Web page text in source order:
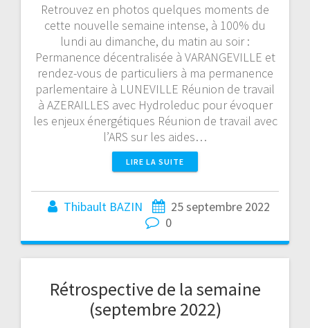
Retrouvez en photos quelques moments de
cette nouvelle semaine intense, à 100% du
lundi au dimanche, du matin au soir :
Permanence décentralisée à VARANGEVILLE et
rendez-vous de particuliers à ma permanence
parlementaire à LUNEVILLE Réunion de travail
à AZERAILLES avec Hydroleduc pour évoquer
les enjeux énergétiques Réunion de travail avec
l’ARS sur les aides…
LIRE LA SUITE
Thibault BAZIN
25 septembre 2022
0
Rétrospective de la semaine
(septembre 2022)